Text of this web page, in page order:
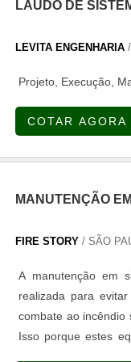
ótima qualidade e
conquistando então
melhor aos clientes
LAUDO DE
LEVITA ENGENHARIA/
Projeto, Execução,
COTAR AGORA
MANUTENÇÃO
FIRE STORY/ SÃO
A manutenção em
realizada para
combate ao incêndio
Isso porque estes